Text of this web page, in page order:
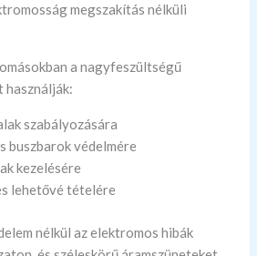
megszakítás nélküli
a nagyfeszültségű
használják:
szabályozására
buszbarok védelmére
kezelésére
lehetővé tételére
nélkül az elektromos hibák